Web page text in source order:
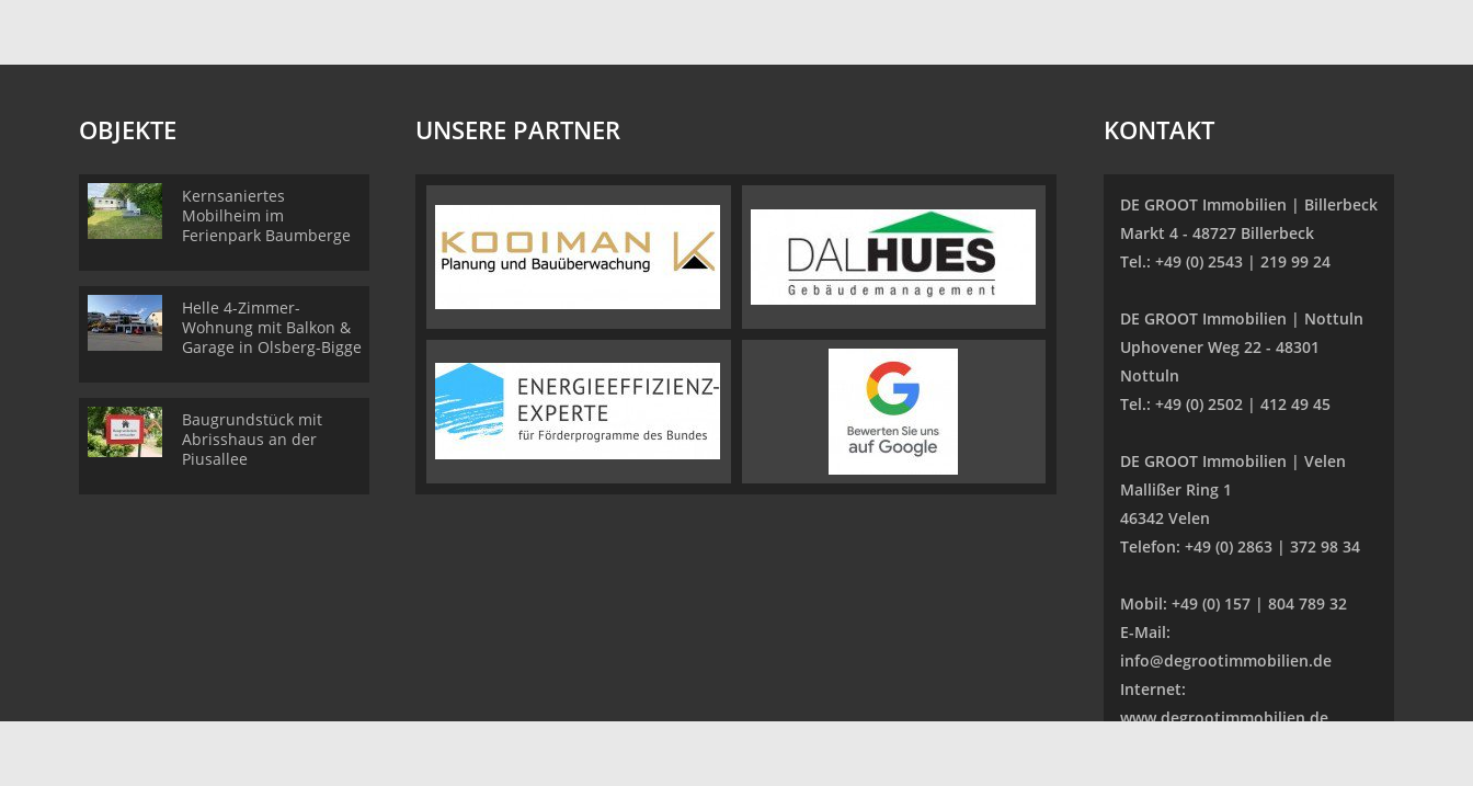
OBJEKTE
Kernsaniertes
Mobilheim im
Ferienpark Baumberge
Helle 4-Zimmer-
Wohnung mit Balkon &
Garage in Olsberg-Bigge
Baugrundstück mit
Abrisshaus an der
Piusallee
UNSERE PARTNER KONTAKT
DE GROOT Immobilien | Billerbeck
Markt 4 - 48727 Billerbeck
Tel.: +49 (0) 2543 | 219 99 24
DE GROOT Immobilien | Nottuln
Uphovener Weg 22 - 48301
Nottuln
Tel.: +49 (0) 2502 | 412 49 45
DE GROOT Immobilien | Velen
Mallißer Ring 1
46342 Velen
Telefon: +49 (0) 2863 | 372 98 34
Mobil: +49 (0) 157 | 804 789 32
E-Mail:
info@degrootimmobilien.de
Internet:
www.degrootimmobilien.de